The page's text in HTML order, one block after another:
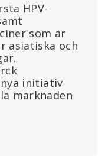
HPV-
som är
asiatiska och
initiativ
marknaden